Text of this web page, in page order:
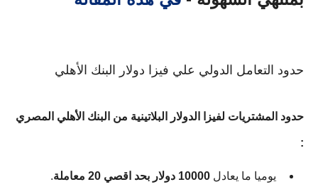
حدود التعامل الدولي علي فيزا دولار البنك الأهلي
حدود المشتريات لفيزا الدولار البلاتينية من البنك الأهلي المصري
:
يوميا ما يعادل 10000 دولار بحد اقصي 20 معاملة .